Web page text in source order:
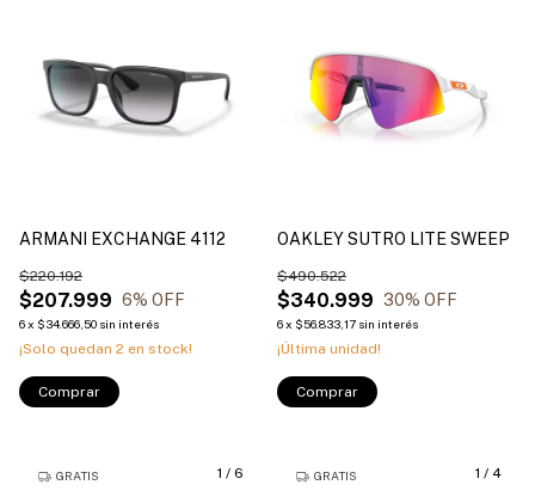
ARMANI EXCHANGE 4112
$207.999
$220.192
6% OFF
6x $34.666,50 sin interés
¡Solo quedan 2 en stock!
Comprar
OAKLEY SUTRO LITE SWEEP
$340.999
$490.522
30% OFF
6x $56.833,17 sin interés
¡Última unidad!
Comprar
1 / 6
GRATIS 1 / 4
GRATIS